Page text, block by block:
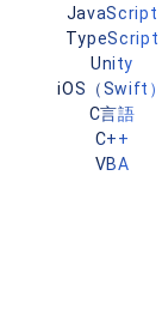
JavaScript
TypeScript
Unity
iOS（Swift）
C言語
C++
VBA